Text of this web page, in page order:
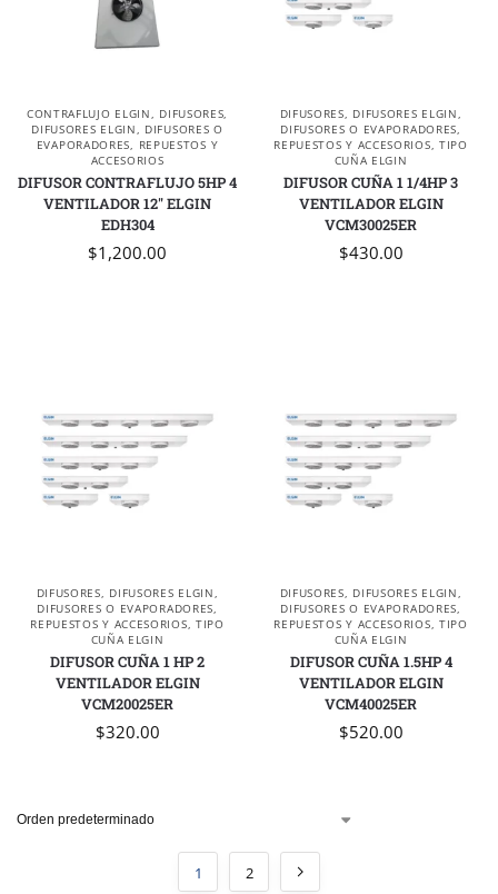
CONTRAFLUJO ELGIN, DIFUSORES,
DIFUSORES ELGIN, DIFUSORES O
EVAPORADORES, REPUESTOS Y
ACCESORIOS
DIFUSOR CONTRAFLUJO 5HP 4
VENTILADOR 12″ ELGIN
EDH304
$1,200.00
DIFUSORES, DIFUSORES ELGIN,
DIFUSORES O EVAPORADORES,
REPUESTOS Y ACCESORIOS, TIPO
CUÑA ELGIN
DIFUSOR CUÑA 1 1/4HP 3
VENTILADOR ELGIN
VCM30025ER
$430.00
DIFUSORES, DIFUSORES ELGIN,
DIFUSORES O EVAPORADORES,
REPUESTOS Y ACCESORIOS, TIPO
CUÑA ELGIN
DIFUSOR CUÑA 1 HP 2
VENTILADOR ELGIN
VCM20025ER
$320.00
DIFUSORES, DIFUSORES ELGIN,
DIFUSORES O EVAPORADORES,
REPUESTOS Y ACCESORIOS, TIPO
CUÑA ELGIN
DIFUSOR CUÑA 1.5HP 4
VENTILADOR ELGIN
VCM40025ER
$520.00
1 2